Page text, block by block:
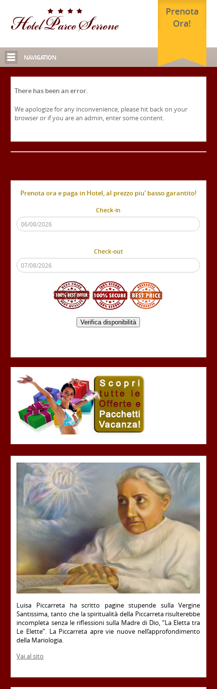
Prenota
Ora!
NAVIGATION
There has been an error.
We apologize for any inconvenience, please hit back on your
browser or if you are an admin, enter some content.
Prenota ora e paga in Hotel, al prezzo piu' basso garantito!
Check-in
Check-out
Verifica disponibilità
Luisa Piccarreta ha scritto pagine stupende sulla Vergine
Santissima, tanto che la spiritualità della Piccarreta risulterebbe
incompleta senza le riflessioni sulla Madre di Dio, “La Eletta tra
Le Elette”. La Piccarreta apre vie nuove nell’approfondimento
della Mariologia.
Vai al sito